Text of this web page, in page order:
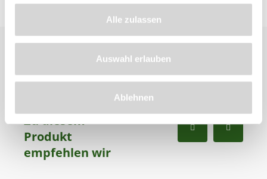
Alle zulassen
Auswahl erlauben
Ablehnen
Zu diesem
Produkt
empfehlen wir